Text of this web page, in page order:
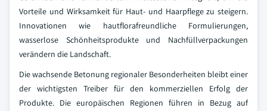
Vorteile und Wirksamkeit für Haut- und Haarpflege zu steigern.
Innovationen wie hautflorafreundliche Formulierungen,
wasserlose Schönheitsprodukte und Nachfüllverpackungen
verändern die Landschaft.
Die wachsende Betonung regionaler Besonderheiten bleibt einer
der wichtigsten Treiber für den kommerziellen Erfolg der
Produkte. Die europäischen Regionen führen in Bezug auf